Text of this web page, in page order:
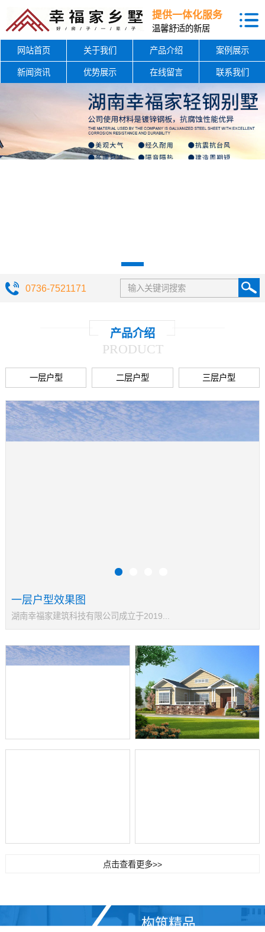
提供一体化服务
温馨舒适的新居
网站首页 关于我们 产品介绍 案例展示
新闻资讯 优势展示 在线留言 联系我们
0736-7521171
产品介绍
PRODUCT
一层户型 二层户型 三层户型
一层户型效果图
湖南幸福家建筑科技有限公司成立于2019...
点击查看更多>>
构筑精品